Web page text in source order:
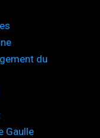
du
Gaulle